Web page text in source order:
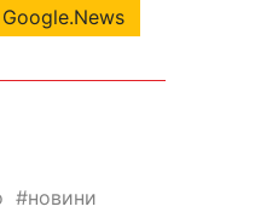
новини